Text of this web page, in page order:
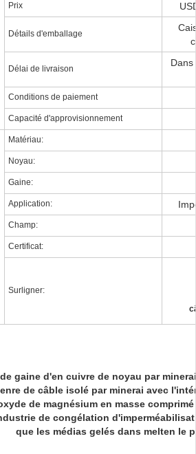
Prix
Détails d'emballage
Délai de livraison
Conditions de paiement
Capacité d'approvisionnement
Matériau:
Noyau:
Gaine:
Application:
Champ:
Certificat:
Surligner:
gaine d'en cuivre de noyau par
de câble isolé par minerai avec
de magnésium en masse
de congélation
que les médias gelés dans melten le